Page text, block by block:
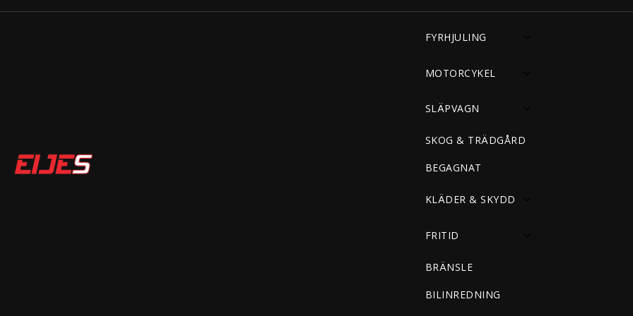
FYRHJULING
MOTORCYKEL
SLÄPVAGN
SKOG & TRÄDGÅRD
BEGAGNAT
KLÄDER & SKYDD
FRITID
BRÄNSLE
BILINREDNING